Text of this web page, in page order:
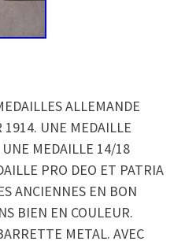
ALLEMANDE
1914. UNE MEDAILLE
MEDAILLE 14/18
PRO DEO ET PATRIA
ANCIENNES EN BON
BIEN EN COULEUR.
METAL. AVEC